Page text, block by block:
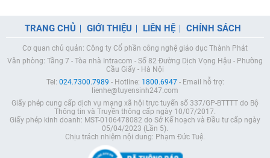
TRANG CHỦ GIỚI THIỆU LIÊN HỆ CHÍNH SÁCH
Cơ quan chủ quản: Công ty Cổ phần công nghệ giáo dục Thành Phát
Văn phòng: Tầng 7 - Tòa nhà Intracom - Số 82 Đường Dịch Vọng Hậu - Phường
Cầu Giấy - Hà Nội
Tel: 024.7300.7989 - Hotline: 1800.6947- Email hỗ trợ:
lienhe@tuyensinh247.com
Giấy phép cung cấp dịch vụ mạng xã hội trực tuyến số 337/GP-BTTTT do Bộ
Thông tin và Truyền thông cấp ngày 10/07/2017.
Giấy phép kinh doanh: MST-0106478082 do Sở Kế hoạch và Đầu tư cấp ngày
05/04/2023 (Lần 5).
Chịu trách nhiệm nội dung: Phạm Đức Tuệ.